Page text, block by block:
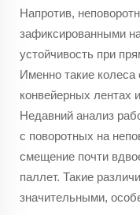
Напротив,
зафиксированными
устойчивость при
Именно такие
конвейерных лентах
Недавний анализ
с поворотных на
смещение почти
паллет. Такие
значительными,